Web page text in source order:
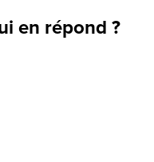
en répond ?